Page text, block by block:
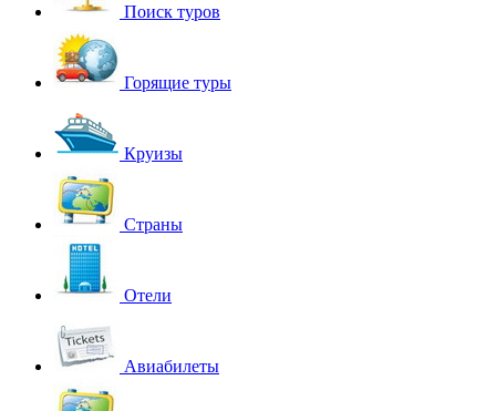
Поиск туров
Горящие туры
Круизы
Страны
Отели
Авиабилеты